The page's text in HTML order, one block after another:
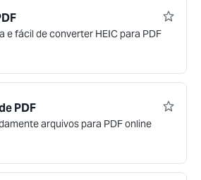
e fácil de converter HEIC para PDF
PDF
arquivos para PDF online